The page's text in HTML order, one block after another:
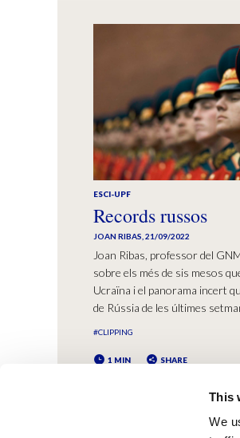
This
We
ESCI-UPF
Records russos
JOAN RIBAS,21/09/2022
Joan Ribas, professor del
sobre els més de sis mesos
Ucraïna i el panorama incert
de Rússia de les últimes
#CLIPPING
1 MIN SHARE